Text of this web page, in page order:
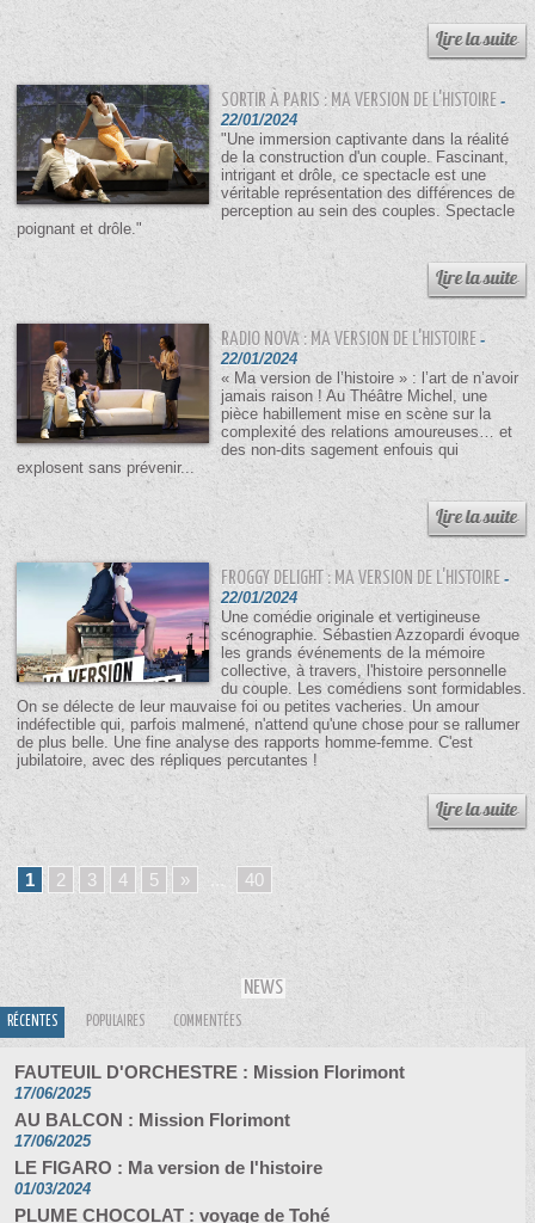
SORTIR À PARIS : MA VERSION DE L'HISTOIRE -
22/01/2024
"Une immersion captivante dans la réalité
de la construction d'un couple. Fascinant,
intrigant et drôle, ce spectacle est une
véritable représentation des différences de
perception au sein des couples. Spectacle
poignant et drôle."
RADIO NOVA : MA VERSION DE L'HISTOIRE -
22/01/2024
« Ma version de l’histoire » : l’art de n’avoir
jamais raison ! Au Théâtre Michel, une
pièce habillement mise en scène sur la
complexité des relations amoureuses… et
des non-dits sagement enfouis qui
explosent sans prévenir...
FROGGY DELIGHT : MA VERSION DE L'HISTOIRE -
22/01/2024
Une comédie originale et vertigineuse
scénographie. Sébastien Azzopardi évoque
les grands événements de la mémoire
collective, à travers, l'histoire personnelle
du couple. Les comédiens sont formidables.
On se délecte de leur mauvaise foi ou petites vacheries. Un amour
indéfectible qui, parfois malmené, n'attend qu'une chose pour se rallumer
de plus belle. Une fine analyse des rapports homme-femme. C'est
jubilatoire, avec des répliques percutantes !
1 2 3 4 5 » ... 40
NEWS
RÉCENTES POPULAIRES COMMENTÉES
FAUTEUIL D'ORCHESTRE : Mission Florimont
17/06/2025
AU BALCON : Mission Florimont
17/06/2025
LE FIGARO : Ma version de l'histoire
01/03/2024
PLUME CHOCOLAT : voyage de Tohé